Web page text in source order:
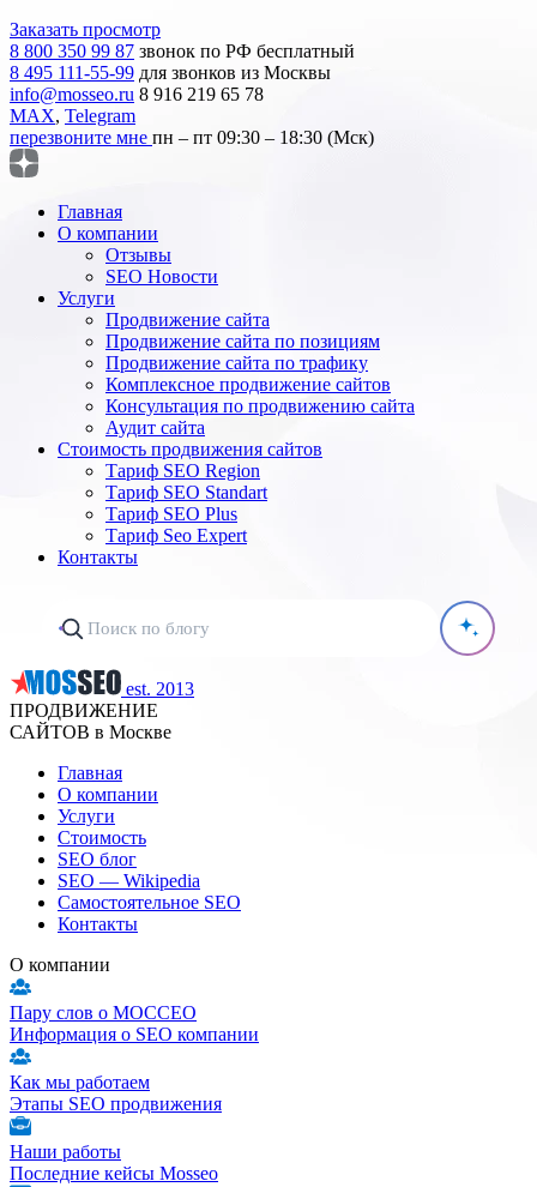
Заказать просмотр
8 800 350 99 87 звонок по РФ бесплатный
8 495 111-55-99 для звонков из Москвы
info@mosseo.ru 8 916 219 65 78
MAX, Telegram
перезвоните мне пн – пт 09:30 – 18:30 (Мск)
Главная
О компании
Отзывы
SEO Новости
Услуги
Продвижение сайта
Продвижение сайта по позициям
Продвижение сайта по трафику
Комплексное продвижение сайтов
Консультация по продвижению сайта
Аудит сайта
Стоимость продвижения сайтов
Тариф SEO Region
Тариф SEO Standart
Тариф SEO Plus
Тариф Seo Expert
Контакты
est. 2013
ПРОДВИЖЕНИЕ
САЙТОВ в Москве
Главная
О компании
Услуги
Стоимость
SEO блог
SEO — Wikipedia
Самостоятельное SEO
Контакты
О компании
Пару слов о МОССЕО
Информация о SEO компании
Как мы работаем
Этапы SEO продвижения
Наши работы
Последние кейсы Mosseo